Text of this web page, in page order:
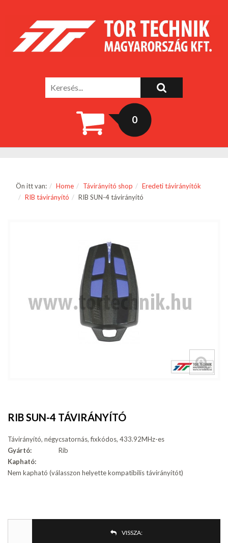
0
Ön itt van: Home Távirányító shop
Eredeti távirányítók
RIB távirányító
RIB SUN-4 távirányító
RIB SUN-4 TÁVIRÁNYÍTÓ
Távirányító, négycsatornás, fixkódos, 433.92MHz-es
Gyártó:
Rib
Kapható:
Nem kapható (válasszon helyette kompatibilis távirányítót)
VISSZA: